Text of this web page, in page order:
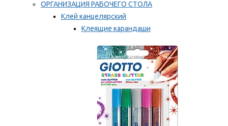
ОРГАНИЗАЦИЯ РАБОЧЕГО СТОЛА
Клей канцелярский
Клеящие карандаши
Мы рекомендуем